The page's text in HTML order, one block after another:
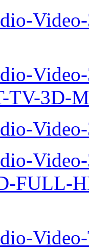
TV-3D-
FULL-